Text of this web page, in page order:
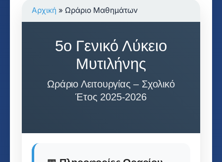
Αρχική » Ωράριο Μαθημάτων
5ο Γενικό Λύκειο
Μυτιλήνης
Ωράριο Λειτουργίας – Σχολικό
Έτος 2025-2026